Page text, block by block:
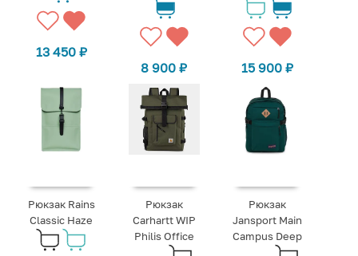
13 450 ₽
8 900₽ 15 900 ₽
Рюкзак Rains
Classic Haze
Рюкзак
Carhartt WIP
Philis Office
Рюкзак
Jansport Main
Campus Deep